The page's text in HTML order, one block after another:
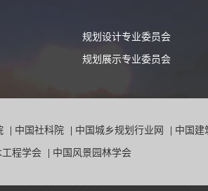
规划设计专业委员会
规划展示专业委员会
中国社科院 中国城乡规划行业网 中国建
工程学会 中国风景园林学会